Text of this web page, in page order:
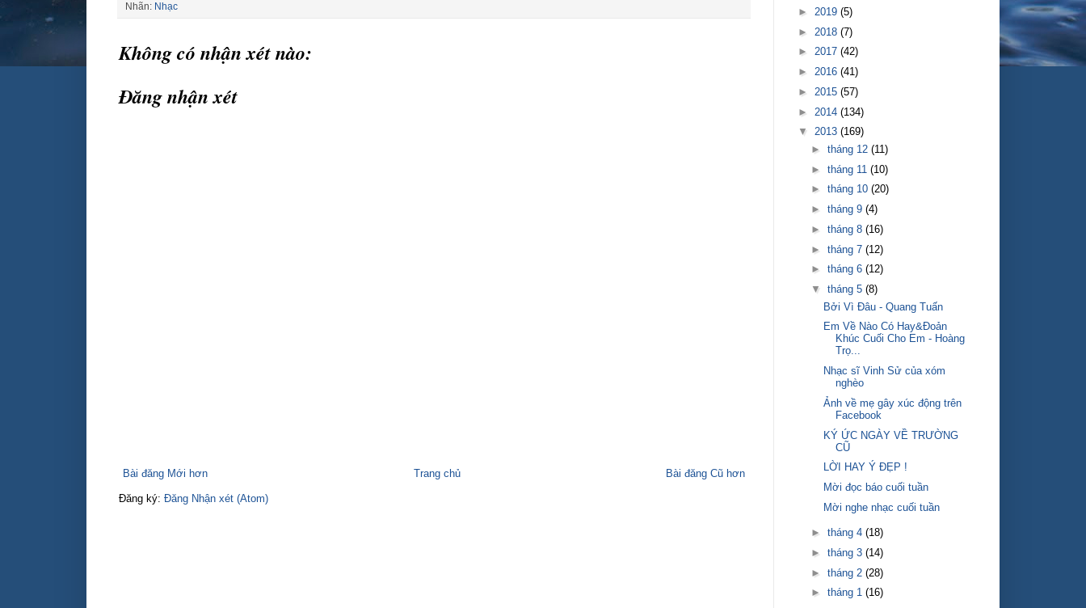
Nhãn: Nhạc
Không có nhận xét nào:
Đăng nhận xét
Bài đăng Mới hơn Bài đăng Cũ hơn
Trang chủ
Đăng ký: Đăng Nhận xét (Atom)
► 2019 (5)
► 2018 (7)
► 2017 (42)
► 2016 (41)
► 2015 (57)
► 2014 (134)
▼ 2013 (169)
► tháng 12 (11)
► tháng 11 (10)
► tháng 10 (20)
► tháng 9 (4)
► tháng 8 (16)
► tháng 7 (12)
► tháng 6 (12)
▼ tháng 5 (8)
Bởi Vì Đâu - Quang Tuấn
Em Về Nào Có Hay&Đoản
Khúc Cuối Cho Em - Hoàng
Trọ...
Nhạc sĩ Vinh Sử của xóm
nghèo
Ảnh về mẹ gây xúc động trên
Facebook
KÝ ỨC NGÀY VỀ TRƯỜNG
CŨ
LỜI HAY Ý ĐẸP !
Mời đọc báo cuối tuần
Mời nghe nhạc cuối tuần
► tháng 4 (18)
► tháng 3 (14)
► tháng 2 (28)
► tháng 1 (16)